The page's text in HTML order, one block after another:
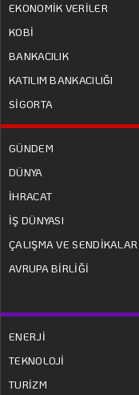
EKONOMİK VERİLER
KOBİ
BANKACILIK
KATILIM BANKACILIĞI
SİGORTA
GÜNDEM
DÜNYA
İHRACAT
İŞ DÜNYASI
ÇALIŞMA VE SENDİKALAR
AVRUPA BİRLİĞİ
ENERJİ
TEKNOLOJİ
TURİZM